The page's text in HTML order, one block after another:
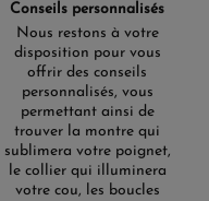
Conseils personnalisés
Nous restons à votre
disposition pour vous
offrir des conseils
personnalisés, vous
permettant ainsi de
trouver la montre qui
sublimera votre poignet,
le collier qui illuminera
votre cou, les boucles